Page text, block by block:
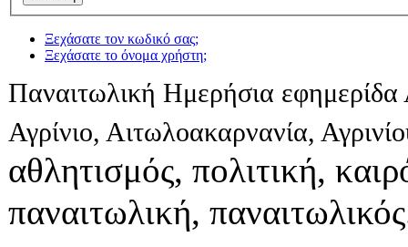
Ξεχάσατε τον κωδικό σας;
Ξεχάσατε το όνομα χρήστη;
Παναιτωλική Ημερήσια εφημερίδα
Αγρίνιο, Αιτωλοακαρνανία,
αθλητισμός, πολιτική,
παναιτωλική,